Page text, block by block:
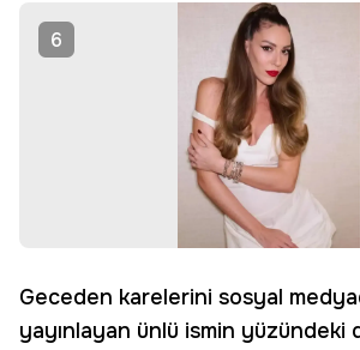
6
Geceden karelerini sosyal
yayınlayan ünlü ismin yüzündeki